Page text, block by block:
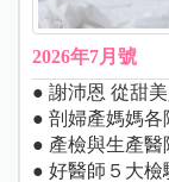
2026年7月號
● 謝沛恩 從甜
● 剖婦產媽媽各
● 產檢與生產醫
● 好醫師５大檢